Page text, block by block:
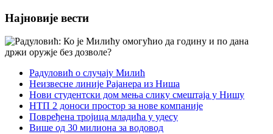
Најновије вести
Радуловић о случају Милић
Неизвесне линије Рајанера из Ниша
Нови студентски дом мења слику смештаја у Нишу
НТП 2 доноси простор за нове компаније
Повређена тројица младића у удесу
Више од 30 милиона за водовод